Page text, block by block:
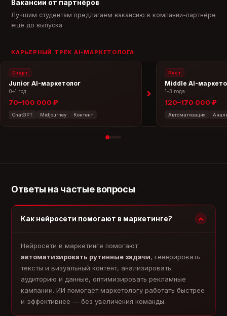
Вакансии от партнёров
Лучшим студентам предлагаем вакансию в компании-партнёре
ещё до выпуска
КАРЬЕРНЫЙ ТРЕК AI-МАРКЕТОЛОГА
Старт
Junior AI-маркетолог
0–1 год
70–100 000 ₽
ChatGPT Midjourney Контент
Рост
Middle AI-
1–3 года
120–170 000 ₽
Автоматизация
Ответы на частые вопросы
Как нейросети помогают в маркетинге?
Нейросети в маркетинге помогают
автоматизировать рутинные задачи, генерировать
тексты и визуальный контент, анализировать
аудиторию и данные, оптимизировать рекламные
кампании. ИИ помогает маркетологу работать быстрее
и эффективнее — без увеличения команды.